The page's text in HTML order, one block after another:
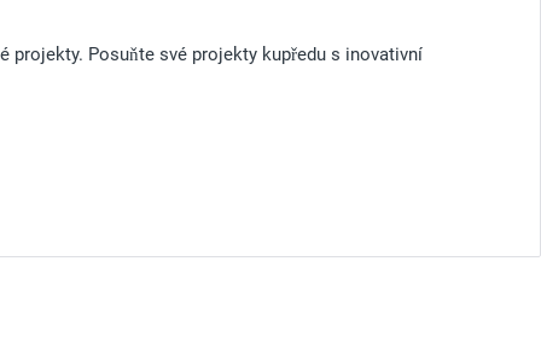
projekty. Posuňte své projekty kupředu s inovativní